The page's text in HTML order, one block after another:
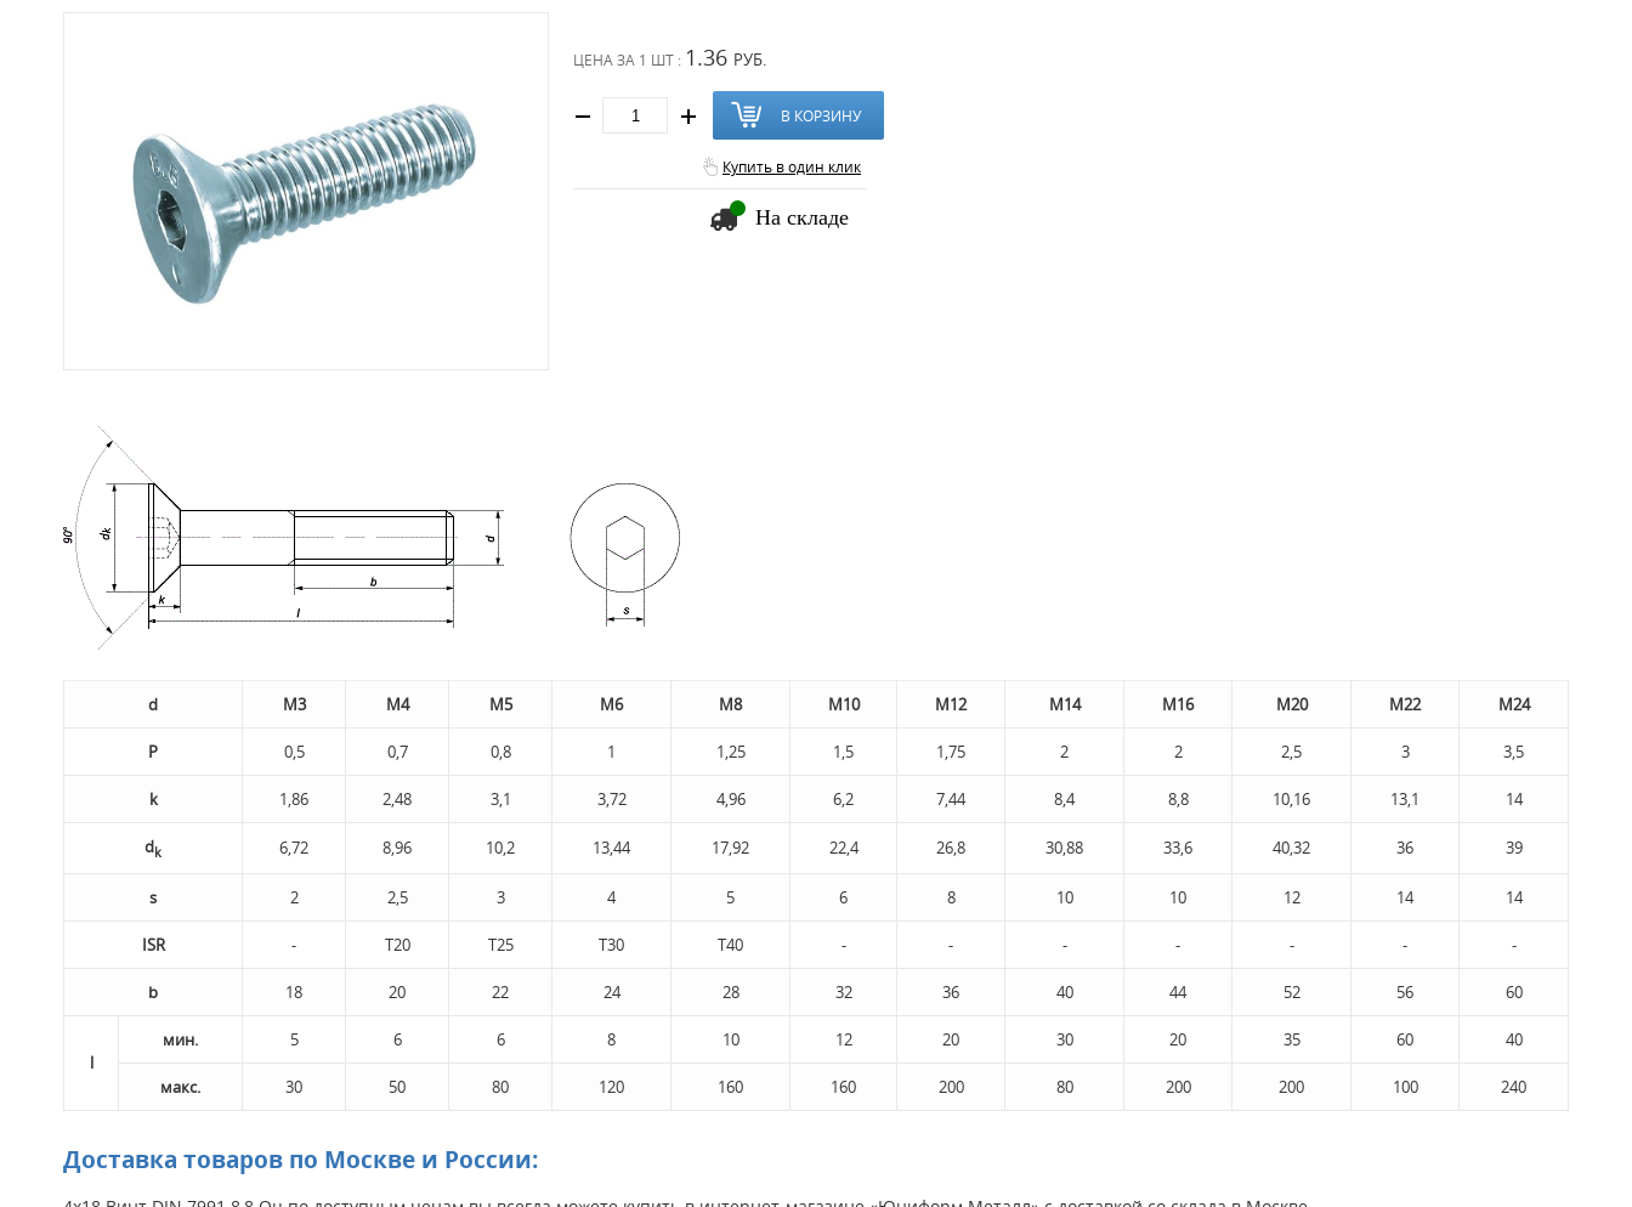
ЦЕНА ЗА 1 ШТ : 1.36 РУБ.
В КОРЗИНУ
Купить в один клик
На складе
d M3 M4 M5 M6 M8 M10 M12 М14 М16 М20 М22 М24
P 0,5 0,7 0,8 1 1,25 1,5 1,75 2 2 2,5 3 3,5
k 1,86 2,48 3,1 3,72 4,96 6,2 7,44 8,4 8,8 10,16 13,1 14
dk 6,72 8,96 10,2 13,44 17,92 22,4 26,8 30,88 33,6 40,32 36 39
s 2 2,5 3 4 5 6 8 10 10 12 14 14
ISR - Т20 Т25 Т30 Т40 - - - - - - -
b 18 20 22 24 28 32 36 40 44 52 56 60
l
мин. 5 6 6 8 10 12 20 30 20 35 60 40
макс. 30 50 80 120 160 160 200 80 200 200 100 240
Доставка товаров по Москве и России: